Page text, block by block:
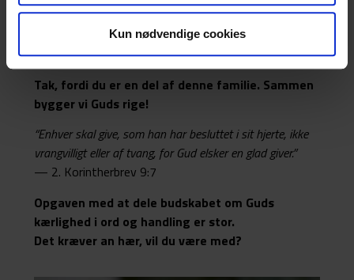
Kun nødvendige cookies
Tak, fordi du er en del af denne familie. Sammen
bygger vi Guds rige!
“Enhver skal give, som han har besluttet i sit hjerte, ikke
vrangvilligt eller af tvang, for Gud elsker en glad giver.”
— 2. Korintherbrev 9:7
Opgaven med at dele budskabet om Guds
kærlighed i ord og handling er stor.
Det kræver an hær, vil du være med?